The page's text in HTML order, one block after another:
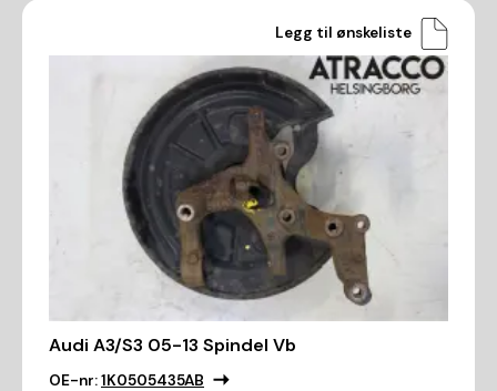
Legg til ønskeliste
Audi A3/S3 05-13 Spindel Vb
OE-nr:1K0505435AB